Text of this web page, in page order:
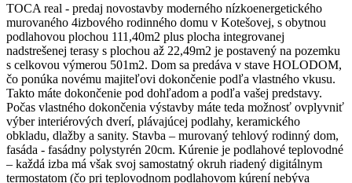
TOCA real - predaj novostavby moderného nízkoenergetického
murovaného 4izbového rodinného domu v Kotešovej, s obytnou
podlahovou plochou 111,40m2 plus plocha integrovanej
nadstrešenej terasy s plochou až 22,49m2 je postavený na pozemku
s celkovou výmerou 501m2. Dom sa predáva v stave HOLODOM,
čo ponúka novému majiteľovi dokončenie podľa vlastného vkusu.
Takto máte dokončenie pod dohľadom a podľa vašej predstavy.
Počas vlastného dokončenia výstavby máte teda možnosť ovplyvniť
výber interiérových dverí, plávajúcej podlahy, keramického
obkladu, dlažby a sanity. Stavba – murovaný tehlový rodinný dom,
fasáda - fasádny polystyrén 20cm. Kúrenie je podlahové teplovodné
– každá izba má však svoj samostatný okruh riadený digitálnym
termostatom (čo pri teplovodnom podlahovom kúrení nebýva